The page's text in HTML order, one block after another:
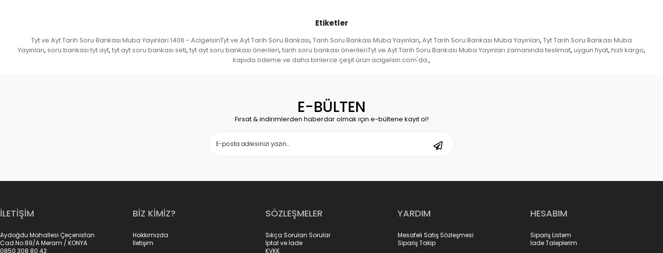
Etiketler
Tyt ve Ayt Tarih Soru Bankası Muba Yayınları 1406 - AclgelsinTyt ve Ayt Tarih Soru Bankası, Tarih Soru Bankası Muba Yayınları, Ayt Tarih Soru Bankası Muba Yayınları, Tyt Tarih Soru Bankası Muba
Yayınları, soru bankası tyt ayt, tyt ayt soru bankası seti, tyt ayt soru bankası önerileri, tarih soru bankası önerileriTyt ve Ayt Tarih Soru Bankası Muba Yayınları zamanında teslimat, uygun fiyat, hızlı kargo,
kapıda ödeme ve daha binlerce çeşit ürün aclgelsin.com'da.,
E-BÜLTEN
Fırsat & indirimlerden haberdar olmak için e-bültene kayıt ol!
İLETİŞİM
Aydoğdu Mahallesi Çeçenistan
Cad.No:89/A Meram / KONYA
0850 308 80 42
BİZ KİMİZ?
Hakkımızda
İletişim
SÖZLEŞMELER
Sıkça Sorulan Sorular
İptal ve İade
KVKK
YARDIM
Mesafeli Satış Sözleşmesi
Sipariş Takip
HESABIM
Sipariş Listem
İade Taleplerim